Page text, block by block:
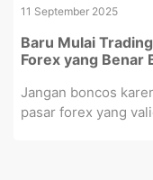
11 September 2025
Baru Mulai
Forex yang Benar
Jangan boncos
pasar forex yang